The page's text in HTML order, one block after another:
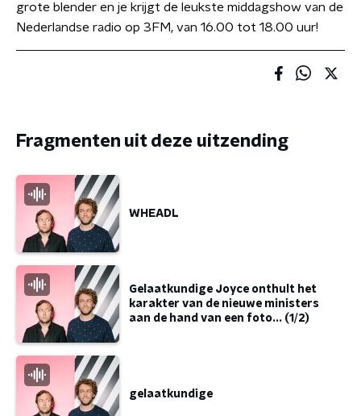
grote blender en je krijgt de leukste middagshow van de
Nederlandse radio op 3FM, van 16.00 tot 18.00 uur!
Fragmenten uit deze uitzending
WHEADL
Gelaatkundige Joyce onthult het
karakter van de nieuwe ministers
aan de hand van een foto... (1/2)
gelaatkundige